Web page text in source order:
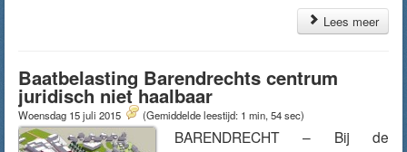
Lees meer
Baatbelasting Barendrechts centrum
juridisch niet haalbaar
Woensdag 15 juli 2015 (Gemiddelde leestijd: 1 min, 54 sec)
BARENDRECHT – Bij de